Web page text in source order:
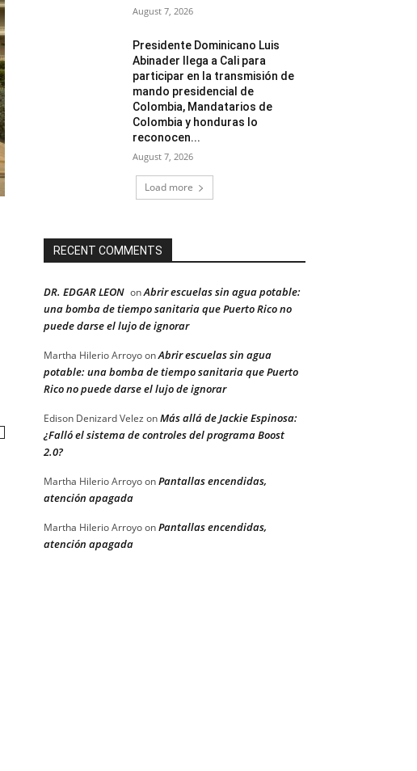
August 7, 2026
Presidente Dominicano Luis
Abinader llega a Cali para
participar en la transmisión de
mando presidencial de
Colombia, Mandatarios de
Colombia y honduras lo
reconocen...
August 7, 2026
Load more
RECENT COMMENTS
DR. EDGAR LEON onAbrir escuelas sin agua potable:
una bomba de tiempo sanitaria que Puerto Rico no
puede darse el lujo de ignorar
Martha Hilerio ArroyoonAbrir escuelas sin agua
potable: una bomba de tiempo sanitaria que Puerto
Rico no puede darse el lujo de ignorar
Edison Denizard Velez onMás allá de Jackie Espinosa:
¿Falló el sistema de controles del programa Boost
2.0?
Martha Hilerio ArroyoonPantallas encendidas,
atención apagada
Martha Hilerio ArroyoonPantallas encendidas,
atención apagada